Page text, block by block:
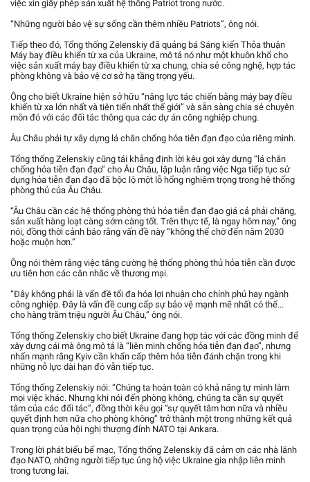
việc xin giấy phép sản xuất hệ thống Patriot trong nước.
“Những người bảo vệ sự sống cần thêm nhiều Patriots”, ông nói.
Tiếp theo đó, Tổng thống Zelenskiy đã quảng bá Sáng kiến Thỏa thuận
Máy bay điều khiển từ xa của Ukraine, mô tả nó như một khuôn khổ cho
việc sản xuất máy bay điều khiển từ xa chung, chia sẻ công nghệ, hợp tác
phòng không và bảo vệ cơ sở hạ tầng trọng yếu.
Ông cho biết Ukraine hiện sở hữu “năng lực tác chiến bằng máy bay điều
khiển từ xa lớn nhất và tiên tiến nhất thế giới” và sẵn sàng chia sẻ chuyên
môn đó với các đối tác thông qua các dự án công nghiệp chung.
Âu Châu phải tự xây dựng lá chắn chống hỏa tiễn đạn đạo của riêng mình.
Tổng thống Zelenskiy cũng tái khẳng định lời kêu gọi xây dựng “lá chắn
chống hỏa tiễn đạn đạo” cho Âu Châu, lập luận rằng việc Nga tiếp tục sử
dụng hỏa tiễn đạn đạo đã bộc lộ một lỗ hổng nghiêm trọng trong hệ thống
phòng thủ của Âu Châu.
“Âu Châu cần các hệ thống phòng thủ hỏa tiễn đạn đạo giá cả phải chăng,
sản xuất hàng loạt càng sớm càng tốt. Trên thực tế, là ngay hôm nay,” ông
nói, đồng thời cảnh báo rằng vấn đề này “không thể chờ đến năm 2030
hoặc muộn hơn.”
Ông nói thêm rằng việc tăng cường hệ thống phòng thủ hỏa tiễn cần được
ưu tiên hơn các cân nhắc về thương mại.
“Đây không phải là vấn đề tối đa hóa lợi nhuận cho chính phủ hay ngành
công nghiệp. Đây là vấn đề cung cấp sự bảo vệ mạnh mẽ nhất có thể...
cho hàng trăm triệu người Âu Châu,” ông nói.
Tổng thống Zelenskiy cho biết Ukraine đang hợp tác với các đồng minh để
xây dựng cái mà ông mô tả là “liên minh chống hỏa tiễn đạn đạo”, nhưng
nhấn mạnh rằng Kyiv cần khẩn cấp thêm hỏa tiễn đánh chặn trong khi
những nỗ lực dài hạn đó vẫn tiếp tục.
Tổng thống Zelenskiy nói: “Chúng ta hoàn toàn có khả năng tự mình làm
mọi việc khác. Nhưng khi nói đến phòng không, chúng ta cần sự quyết
tâm của các đối tác”, đồng thời kêu gọi “sự quyết tâm hơn nữa và nhiều
quyết định hơn nữa cho phòng không” trở thành một trong những kết quả
quan trọng của hội nghị thượng đỉnh NATO tại Ankara.
Trong lời phát biểu bế mạc, Tổng thống Zelenskiy đã cảm ơn các nhà lãnh
đạo NATO, những người tiếp tục ủng hộ việc Ukraine gia nhập liên minh
trong tương lai.